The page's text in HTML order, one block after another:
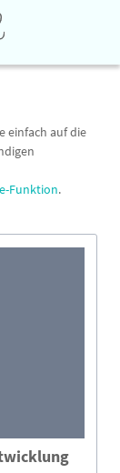
einfach auf die
Funktion.